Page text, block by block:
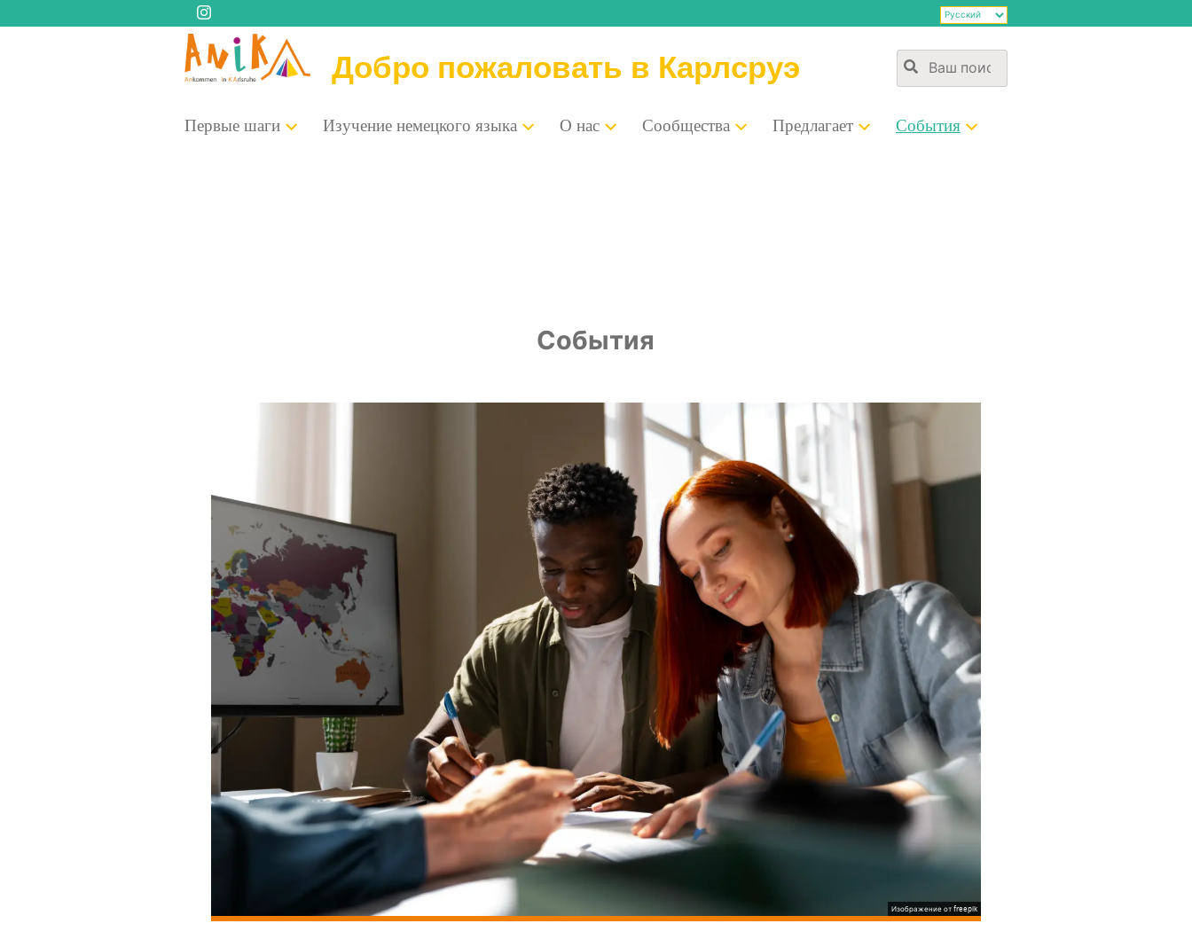
Добро пожаловать в Карлсруэ
Пер­вые шаги Изу­че­ние немец­ко­го языка О нас Сооб­ще­ства Пред­ла­га­ет Собы­тия
События
Изображение от freepik